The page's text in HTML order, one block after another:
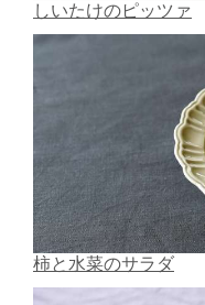
しいたけのピッツァ
柿と水菜のサラダ